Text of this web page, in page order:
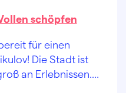
schöpfen
für einen
Die Stadt ist
an Erlebnissen.